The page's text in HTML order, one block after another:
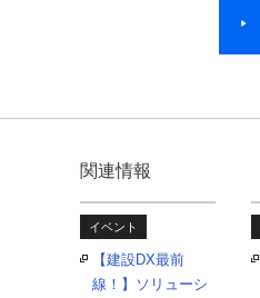
関連情報
イベント
【建設DX最前
線！】ソリューシ